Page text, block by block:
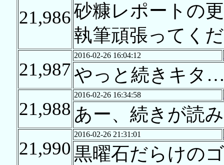
21,986砂糠レポートの
執筆頑張ってく
21,987
2016-02-26 16:04:12
やっと続きキタ
21,988
2016-02-26 16:34:58
あー、続きが読
21,990
2016-02-26 21:31:01
黒曜石だらけの